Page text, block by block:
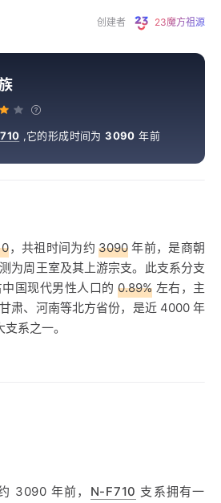
创建者 23魔方祖源
,它的形成时间为3090 年前
，共祖时间为约3090 年前，是商朝
为周王室及其上游宗支。此支系分支
国现代男性人口的 0.89% 左右，主
肃、河南等北方省份，是近 4000 年
系之一。
3090 年前， N-F710 支系拥有一